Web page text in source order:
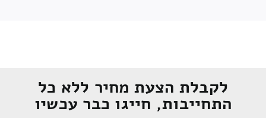
לקבלת הצעת מחיר ללא כל
התחייבות, חייגו כבר עכשיו